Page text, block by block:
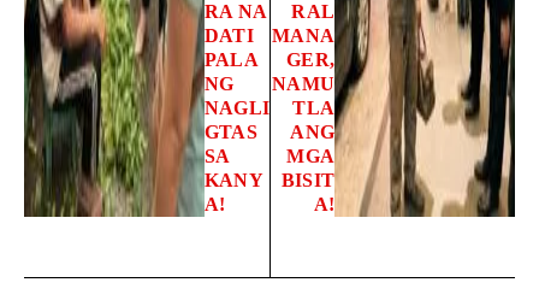
RA NA
DATI
PALA
NG
NAGLI
GTAS
SA
KANY
A!
RAL
MANA
GER,
NAMU
TLA
ANG
MGA
BISIT
A!